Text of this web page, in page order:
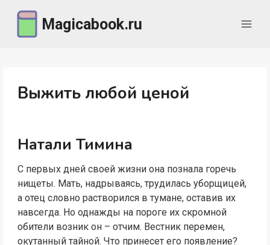
содержимому
Magicabook.ru
Выжить любой ценой
Натали Тимина
С первых дней своей жизни она познала горечь
нищеты. Мать, надрываясь, трудилась уборщицей,
а отец словно растворился в тумане, оставив их
навсегда. Но однажды на пороге их скромной
обители возник он – отчим. Вестник перемен,
окутанный тайной. Что принесет его появление?